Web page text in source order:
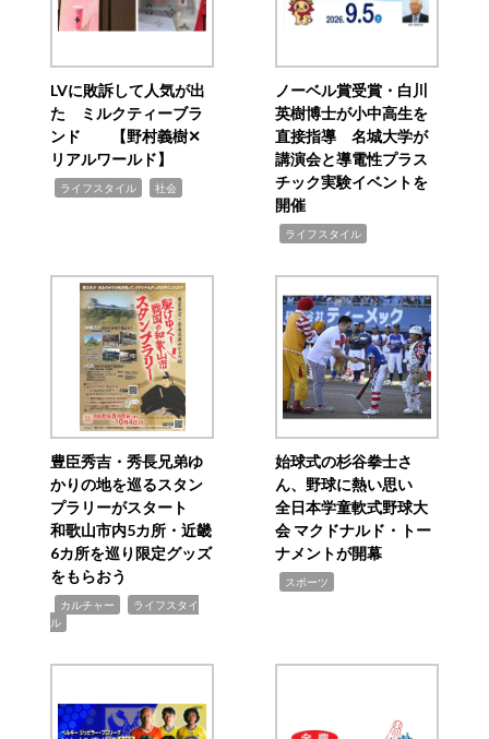
LVに敗訴して人気が出
た ミルクティーブラ
ンド 【野村義樹✕
リアルワールド】
ライフスタイル 社会
ノーベル賞受賞・白川
英樹博士が小中高生を
直接指導 名城大学が
講演会と導電性プラス
チック実験イベントを
開催
ライフスタイル
豊臣秀吉・秀長兄弟ゆ
かりの地を巡るスタン
プラリーがスタート
和歌山市内5カ所・近畿
6カ所を巡り限定グッズ
をもらおう
カルチャー
ライフスタイ
ル
始球式の杉谷拳士さ
ん、野球に熱い思い
全日本学童軟式野球大
会 マクドナルド・トー
ナメントが開幕
スポーツ